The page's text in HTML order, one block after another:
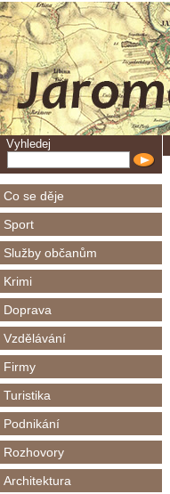
Vyhledej
Co se děje
Sport
Služby občanům
Krimi
Doprava
Vzdělávání
Firmy
Turistika
Podnikání
Rozhovory
Architektura